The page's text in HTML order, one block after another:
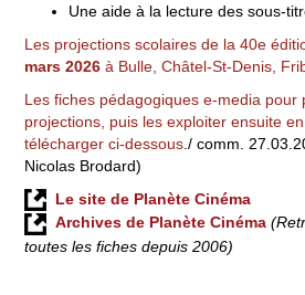
Une aide à la lecture des sous-
Les projections scolaires de la 40e
mars 2026 à Bulle, Châtel-St-Denis,
Les fiches pédagogiques e-media pour
projections, puis les exploiter ensuite
télécharger ci-dessous ./ comm.
Nicolas Brodard)
Le site de Planète Cinéma
Archives de Planète Cinéma
toutes les fiches depuis 2006)